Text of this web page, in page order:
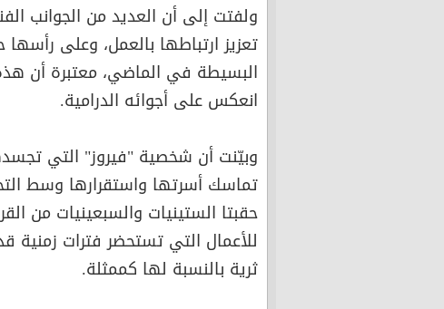
ولفتت إلى أن العديد من الجوانب
تعزيز ارتباطها بالعمل، وعلى رأسها
البسيطة في الماضي، معتبرة أن
انعكس على أجوائه الدرامية.
وبيّنت أن شخصية "فيروز" التي
تماسك أسرتها واستقرارها وسط
حقبتا الستينيات والسبعينيات من
للأعمال التي تستحضر فترات زمنية
ثرية بالنسبة لها كممثلة.